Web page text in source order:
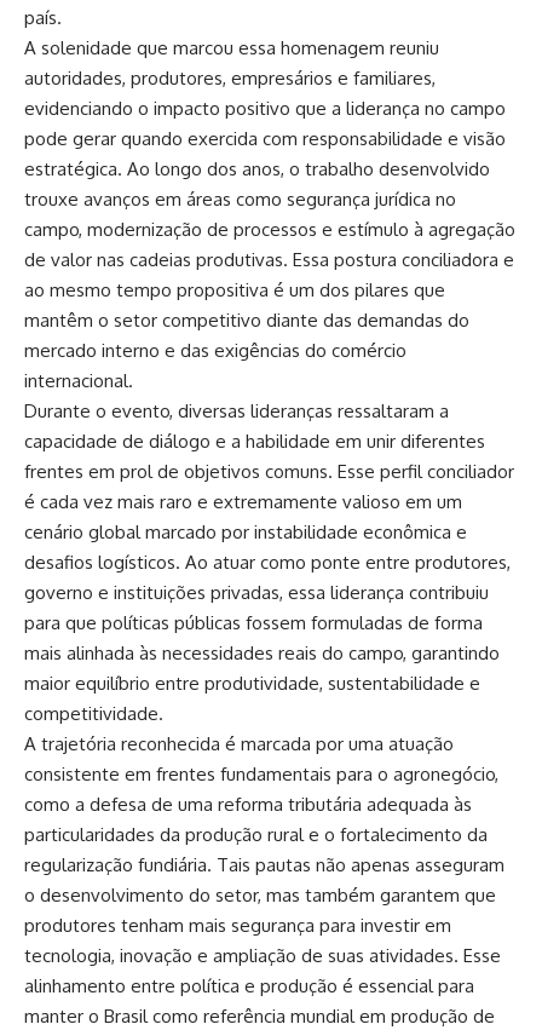
país.
A solenidade que marcou essa homenagem reuniu
autoridades, produtores, empresários e familiares,
evidenciando o impacto positivo que a liderança no campo
pode gerar quando exercida com responsabilidade e visão
estratégica. Ao longo dos anos, o trabalho desenvolvido
trouxe avanços em áreas como segurança jurídica no
campo, modernização de processos e estímulo à agregação
de valor nas cadeias produtivas. Essa postura conciliadora e
ao mesmo tempo propositiva é um dos pilares que
mantêm o setor competitivo diante das demandas do
mercado interno e das exigências do comércio
internacional.
Durante o evento, diversas lideranças ressaltaram a
capacidade de diálogo e a habilidade em unir diferentes
frentes em prol de objetivos comuns. Esse perfil conciliador
é cada vez mais raro e extremamente valioso em um
cenário global marcado por instabilidade econômica e
desafios logísticos. Ao atuar como ponte entre produtores,
governo e instituições privadas, essa liderança contribuiu
para que políticas públicas fossem formuladas de forma
mais alinhada às necessidades reais do campo, garantindo
maior equilíbrio entre produtividade, sustentabilidade e
competitividade.
A trajetória reconhecida é marcada por uma atuação
consistente em frentes fundamentais para o agronegócio,
como a defesa de uma reforma tributária adequada às
particularidades da produção rural e o fortalecimento da
regularização fundiária. Tais pautas não apenas asseguram
o desenvolvimento do setor, mas também garantem que
produtores tenham mais segurança para investir em
tecnologia, inovação e ampliação de suas atividades. Esse
alinhamento entre política e produção é essencial para
manter o Brasil como referência mundial em produção de